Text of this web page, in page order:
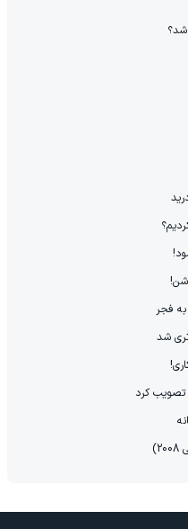
شد؟
فجر
شد
تصویب کرد